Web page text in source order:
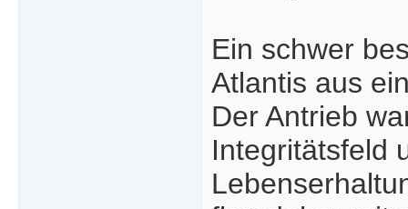
Ein schwer
Atlantis aus
Der Antrieb
Integritätsfeld